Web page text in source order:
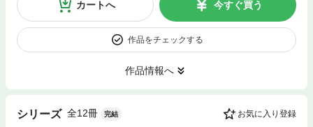
カートへ 今すぐ買う
作品をチェックする
作品情報へ
シリーズ 全12冊 完結 お気に入り登録